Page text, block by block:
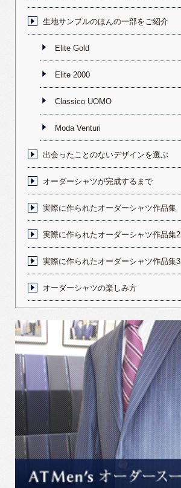
生地サンプルのほんの一部をご紹介
Elite Gold
Elite 2000
Classico UOMO
Moda Venturi
出会ったことのないデザインを選ぶ
オーダーシャツが完成するまで
実際に作られたオーダーシャツ作品集
実際に作られたオーダーシャツ作品集2
実際に作られたオーダーシャツ作品集3
オーダーシャツの楽しみ方